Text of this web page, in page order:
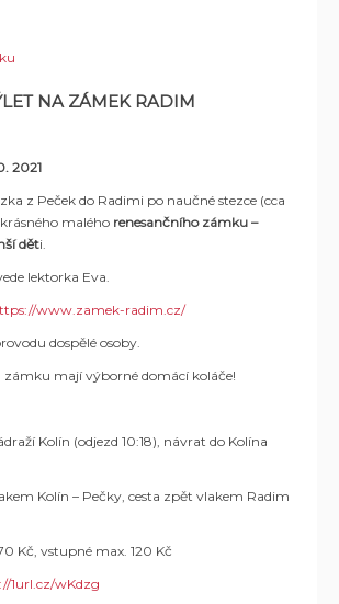
NA ZÁMEK RADIM
2021
z Peček do Radimi po naučné stezce (cca
malého renesančního zámku –
děti.
lektorka Eva.
www.zamek-radim.cz/
dospělé osoby.
zámku mají výborné domácí koláče!
Kolín (odjezd 10:18), návrat do Kolína
Kolín – Pečky, cesta zpět vlakem Radim
Kč, vstupné max. 120 Kč
1url.cz/wKdzg